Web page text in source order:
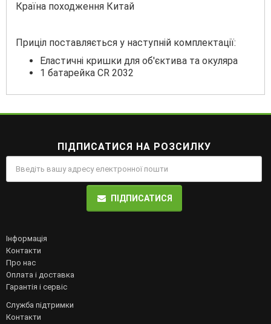
Країна походження Китай
Приціл поставляється у наступній комплектації:
Еластичні кришки для об'єктива та окуляра
1 батарейка CR 2032
ПІДПИСАТИСЯ НА РОЗСИЛКУ
ПІДПИСАТИСЯ
Інформація
Контакти
Про нас
Оплата і доставка
Гарантія і сервіс
Служба підтримки
Контакти